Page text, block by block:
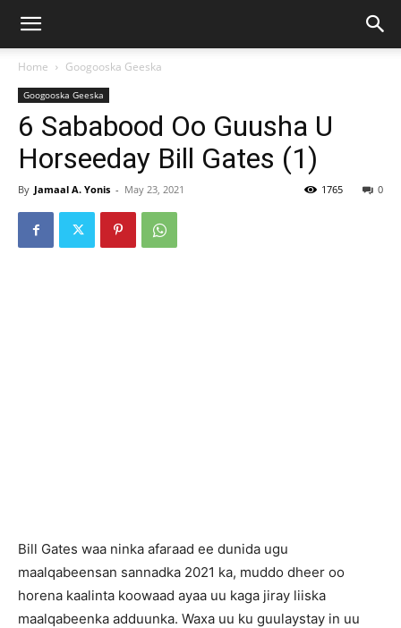
Home Googooska Geeska
Googooska Geeska
6 Sababood Oo Guusha U
Horseeday Bill Gates (1)
By Jamaal A. Yonis - May 23, 2021 0
1765
Bill Gates waa ninka afaraad ee dunida ugu
maalqabeensan sannadka 2021 ka, muddo dheer oo
horena kaalinta koowaad ayaa uu kaga jiray liiska
maalqabeenka adduunka. Waxa uu ku guulaystay in uu